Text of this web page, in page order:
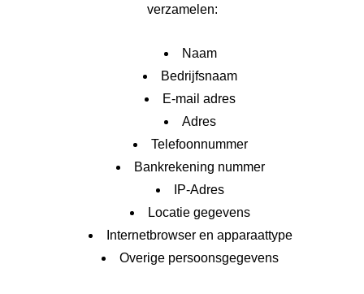
verzamelen:
Naam
Bedrijfsnaam
E-mail adres
Adres
Telefoonnummer
Bankrekening nummer
IP-Adres
Locatie gegevens
Internetbrowser en apparaattype
Overige persoonsgegevens